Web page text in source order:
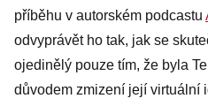
příběhu v autorském podcastu
odvyprávět ho tak, jak se
ojedinělý pouze tím, že byla
důvodem zmizení její virtuální